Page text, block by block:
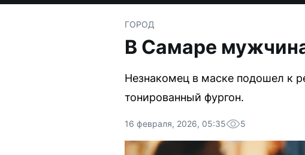
ГОРОД
В Самаре
Незнакомец в маске подошел к
тонированный фургон.
16 февраля, 2026, 05:35 5